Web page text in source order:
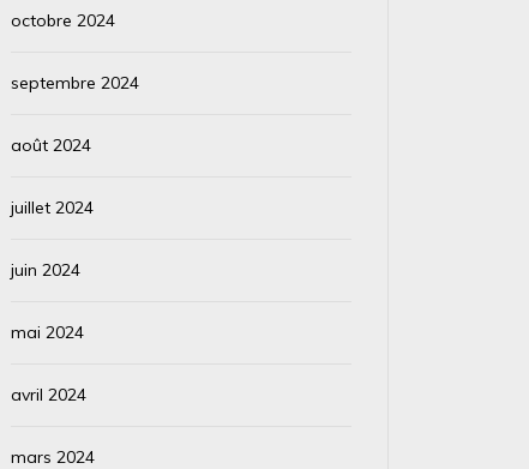
octobre 2024
septembre 2024
août 2024
juillet 2024
juin 2024
mai 2024
avril 2024
mars 2024